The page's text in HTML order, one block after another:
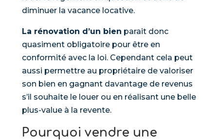
diminuer la vacance locative.
La rénovation d’un bien parait donc
quasiment obligatoire pour être en
conformité avec la loi. Cependant cela peut
aussi permettre au propriétaire de valoriser
son bien en gagnant davantage de revenus
s’il souhaite le louer ou en réalisant une belle
plus-value à la revente.
Pourquoi vendre une